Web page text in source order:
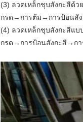
(3) ลวดเหล็กชุบสังกะสีด้
กรด→การต้ม→การป้อนสั
(4) ลวดเหล็กชุบสังกะสีแ
กรด→การป้อนสังกะสี→ก